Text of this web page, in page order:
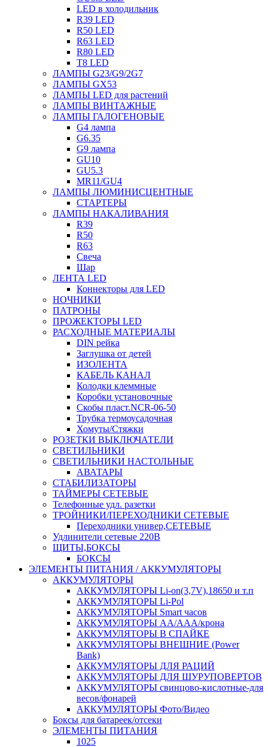
LED в холодильник
R39 LED
R50 LED
R63 LED
R80 LED
T8 LED
ЛАМПЫ G23/G9/2G7
ЛАМПЫ GX53
ЛАМПЫ LED для растений
ЛАМПЫ ВИНТАЖНЫЕ
ЛАМПЫ ГАЛОГЕНОВЫЕ
G4 лампа
G6.35
G9 лампа
GU10
GU5.3
MR11/GU4
ЛАМПЫ ЛЮМИНИСЦЕНТНЫЕ
СТАРТЕРЫ
ЛАМПЫ НАКАЛИВАНИЯ
R39
R50
R63
Свеча
Шар
ЛЕНТА LED
Коннекторы для LED
НОЧНИКИ
ПАТРОНЫ
ПРОЖЕКТОРЫ LED
РАСХОДНЫЕ МАТЕРИАЛЫ
DIN рейка
Заглушка от детей
ИЗОЛЕНТА
КАБЕЛЬ КАНАЛ
Колодки клеммные
Коробки установочные
Скобы пласт.NCR-06-50
Трубка термоусадочная
Хомуты/Стяжки
РОЗЕТКИ ВЫКЛЮЧАТЕЛИ
СВЕТИЛЬНИКИ
СВЕТИЛЬНИКИ НАСТОЛЬНЫЕ
АВАТАРЫ
СТАБИЛИЗАТОРЫ
ТАЙМЕРЫ СЕТЕВЫЕ
Телефонные удл. разетки
ТРОЙНИКИ/ПЕРЕХОДНИКИ СЕТЕВЫЕ
Переходники универ,СЕТЕВЫЕ
Удлинители сетевые 220В
ЩИТЫ,БОКСЫ
БОКСЫ
ЭЛЕМЕНТЫ ПИТАНИЯ / АККУМУЛЯТОРЫ
АККУМУЛЯТОРЫ
АККУМУЛЯТОРЫ Li-on(3,7V),18650 и т.п
АККУМУЛЯТОРЫ Li-Pol
АККУМУЛЯТОРЫ Smart часов
АККУМУЛЯТОРЫ АА/ААА/крона
АККУМУЛЯТОРЫ В СПАЙКЕ
АККУМУЛЯТОРЫ ВНЕШНИЕ (Power
Bank)
АККУМУЛЯТОРЫ ДЛЯ РАЦИЙ
АККУМУЛЯТОРЫ ДЛЯ ШУРУПОВЕРТОВ
АККУМУЛЯТОРЫ свинцово-кислотные-для
весов/фонарей
АККУМУЛЯТОРЫ Фото/Видео
Боксы для батареек/отсеки
ЭЛЕМЕНТЫ ПИТАНИЯ
1025